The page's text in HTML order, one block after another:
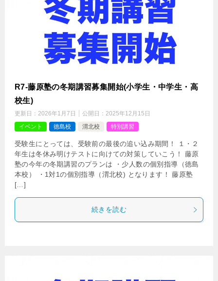
R7-藤原塾の冬期講習募集開始(小学生・中学生・高
校生)
更新日： 2026年1月7日 公開日： 2025年12月15日
イベント
徳島校 渭北校 特別講習
受験生にとっては、受験前の最後の追い込み期間！ １・２
年生は冬休み明けテストに向けての対策していこう！ 藤原
塾の今年の冬期講習のプランは ・少人数の個別指導（徳島
本校） ・1対1の個別指導（渭北校) となります！ 藤原塾
[…]
続きを読む